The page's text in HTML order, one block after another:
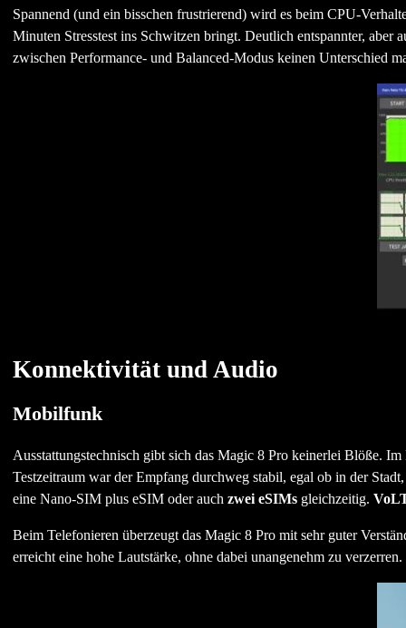
Spannend (und ein bisschen frustrierend) wird es beim CPU-
Minuten Stresstest ins Schwitzen bringt. Deutlich entspannter,
zwischen Performance- und Balanced-Modus keinen Unterschied
Konnektivität und Audio
Mobilfunk
Ausstattungstechnisch gibt sich das Magic 8 Pro keinerlei Blöße.
Testzeitraum war der Empfang durchweg stabil, egal ob in der
eine Nano-SIM plus eSIM oder auch zwei eSIMsgleichzeitig.
Beim Telefonieren überzeugt das Magic 8 Pro mit sehr guter
erreicht eine hohe Lautstärke, ohne dabei unangenehm zu verzerren.